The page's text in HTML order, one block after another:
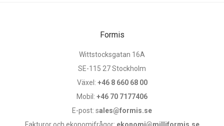
Formis
Wittstocksgatan 16A
SE-115 27 Stockholm
Växel: +46 8 660 68 00
Mobil: +46 70 7177406
E-post: sales@formis.se